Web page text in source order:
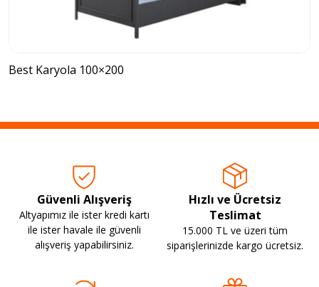
Best Karyola 100×200
Güvenli Alışveriş
Altyapımız ile ister kredi kartı
ile ister havale ile güvenli
alışveriş yapabilirsiniz.
Hızlı ve Ücretsiz
Teslimat
15.000 TL ve üzeri tüm
siparişlerinizde kargo ücretsiz.